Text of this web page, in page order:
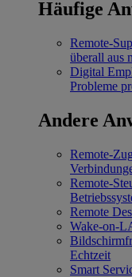
Häufige
Remote-
überall aus
Digital
Probleme
Andere
Remote-
Remote-
Remote
Wake-on-
Echtzeit
Smart